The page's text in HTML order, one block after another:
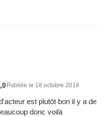
Publiée le 18 octobre 2018
est plutôt bon il y a de
donc voilà